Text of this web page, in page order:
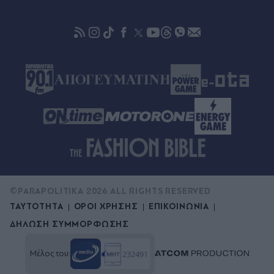
ΤΑΥΤΟΤΗΤΑ ΟΡΟΙ ΧΡΗΣΗΣ
ΕΠΙΚΟΙΝΩΝΙΑ
ΔΗΛΩΣΗ ΣΥΜΜΟΡΦΩΣΗΣ
©PARAPOLITIKA 2026 ALL RIGHTS RESERVED
Μέλος του: